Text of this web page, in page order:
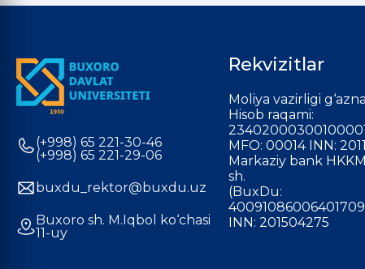
(+998) 65 221-30-46
(+998) 65 221-29-06
buxdu_rektor@buxdu.uz
Buxoro sh. M.Iqbol ko‘chasi
11-uy
Rekvizitlar
Moliya vazirligi
Hisob raqami:
MFO: 00014 INN:
Markaziy bank
sh.
(BuxDu:
INN: 201504275